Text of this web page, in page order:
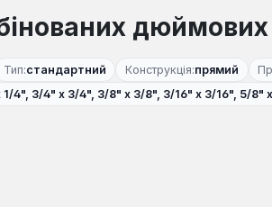
Тип:стандартний Конструкція:прямий
1/4", 3/4" х 3/4", 3/8" х 3/8", 3/16" х 3/16", 5/